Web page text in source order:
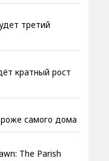
третий
кратный рост
самого дома
The Parish